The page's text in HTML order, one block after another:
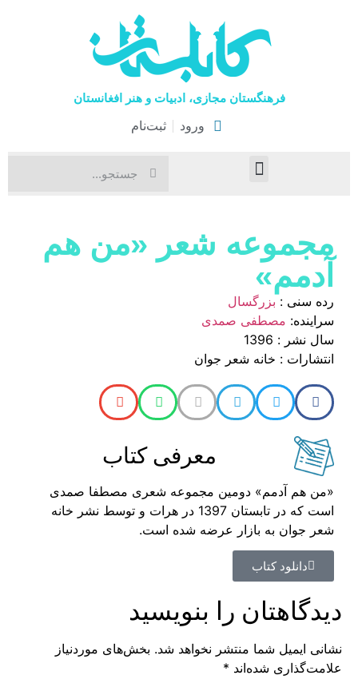
فرهنگستان مجازی، ادبیات و هنر افغانستان
ورود ثبت‌نام
مجموعه شعر «من هم
آدمم»
رده سنی : بزرگسال
سراینده: مصطفی صمدی
سال نشر : 1396
انتشارات : خانه شعر جوان
معرفی کتاب
«من هم آدمم» دومین مجموعه شعری مصطفا صمدی
است که در تابستان 1397 در هرات و توسط نشر خانه
شعر جوان به بازار عرضه شده است.
دانلود کتاب
دیدگاهتان را بنویسید
نشانی ایمیل شما منتشر نخواهد شد. بخش‌های موردنیاز
علامت‌گذاری شده‌اند *